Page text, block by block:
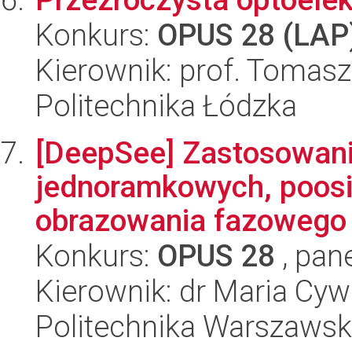
Konkurs: OPUS 28
Kierownik: prof.
Politechnika Łódzka
[DeepSee]
jednoramkowych,
obrazowania fazowego
Konkurs: OPUS 28 ,
Kierownik: dr Maria
Politechnika